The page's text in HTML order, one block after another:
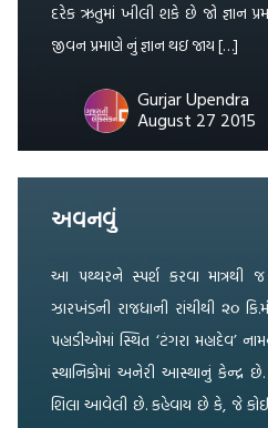
દરેક ઋતુમાં ખીલી શકે છે જો જ્ઞાન
જીવન પ્રમાણે નું જ્ઞાન થઇ જાય […]
Gurjar Upendra
August 27 2015
અવનવું
આ પથ્થરને સ્પર્શ કરવા માત્રથી
ઝારખંડની રાજધાની રાંચીથી ૨૦
પહાડીઓમાં સ્થિત ‘ટંગરા મહાદેવ’
સ્થાનિકોમાં અનેરી આસ્થાનું કેન્દ્ર
શિલા આવેલી છે. કહેવાય છે કે, જે કોઈ